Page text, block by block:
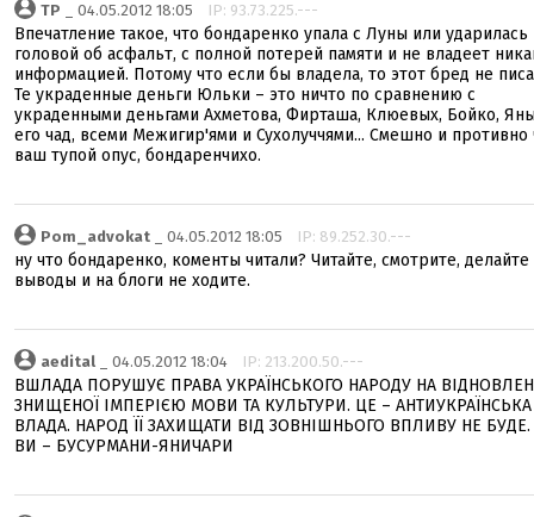
TP _ 04.05.2012 18:05 IP: 93.73.225.---
Впечатление такое, что бондаренко упала с Луны или ударилась
головой об асфальт, с полной потерей памяти и не владеет
информацией. Потому что если бы владела, то этот бред не
Те украденные деньги Юльки – это ничто по сравнению с
украденными деньгами Ахметова, Фирташа, Клюевых, Бойко,
его чад, всеми Межигир'ями и Сухолуччями... Смешно и противно
ваш тупой опус, бондаренчихо.
Pom_advokat _ 04.05.2012 18:05 IP: 89.252.30.---
ну что бондаренко, коменты читали? Читайте, смотрите, делайте
выводы и на блоги не ходите.
aedital _ 04.05.2012 18:04 IP: 213.200.50.---
ВШЛАДА ПОРУШУЄ ПРАВА УКРАЇНСЬКОГО НАРОДУ НА
ЗНИЩЕНОЇ ІМПЕРІЄЮ МОВИ ТА КУЛЬТУРИ. ЦЕ – АНТИУКРАЇНСЬКА
ВЛАДА. НАРОД ЇЇ ЗАХИЩАТИ ВІД ЗОВНІШНЬОГО ВПЛИВУ НЕ БУДЕ.
ВИ – БУСУРМАНИ-ЯНИЧАРИ